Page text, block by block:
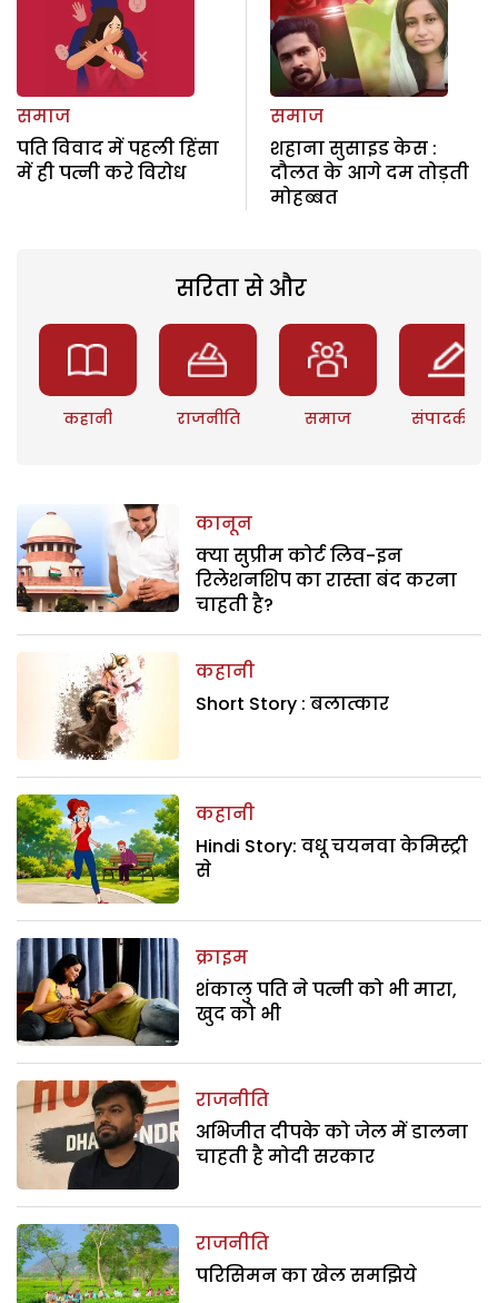
समाज
पति विवाद में पहली हिंसा
में ही पत्नी करे विरोध
समाज
शहाना सुसाइड केस :
दौलत के आगे दम तोड़ती
मोहब्बत
सरिता से और
कहानी राजनीति समाज संपादकीय
कानून
क्या सुप्रीम कोर्ट लिव-इन
रिलेशनशिप का रास्ता बंद करना
चाहती है?
कहानी
Short Story : बलात्कार
कहानी
Hindi Story: वधू चयनवा केमिस्ट्री
से
क्राइम
शंकालु पति ने पत्नी को भी मारा,
खुद को भी
राजनीति
अभिजीत दीपके को जेल में डालना
चाहती है मोदी सरकार
राजनीति
परिसिमन का खेल समझिये